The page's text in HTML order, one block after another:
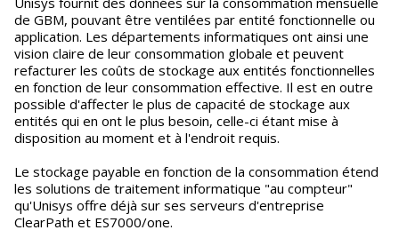
de GBM, pouvant être ventilées par entité fonctionnelle ou
application. Les départements informatiques ont ainsi une
vision claire de leur consommation globale et peuvent
refacturer les coûts de stockage aux entités fonctionnelles
en fonction de leur consommation effective. Il est en outre
possible d'affecter le plus de capacité de stockage aux
entités qui en ont le plus besoin, celle-ci étant mise à
disposition au moment et à l'endroit requis.
Le stockage payable en fonction de la consommation étend
les solutions de traitement informatique "au compteur"
qu'Unisys offre déjà sur ses serveurs d'entreprise
ClearPath et ES7000/one.